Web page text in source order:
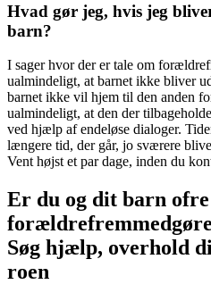
Hvad gør jeg, hvis jeg
barn?
I sager hvor der er tale om
ualmindeligt, at barnet ikke bliver
barnet ikke vil hjem til den anden
ualmindeligt, at den der
ved hjælp af endeløse dialoger.
længere tid, der går, jo sværere
Vent højst et par dage, inden du
Er du og dit barn
Søg hjælp, overhold
roen